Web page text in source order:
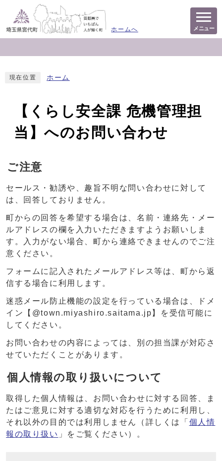
ホームへ メニュー
現在位置 ホーム
【くらし安全課 危機管理担
当】へのお問い合わせ
ご注意
セールス・勧誘や、趣旨不明な問い合わせに対して
は、回答しておりません。
町からの回答を希望する場合は、名前・連絡先・メー
ルアドレスの欄を入力いただきますようお願いしま
す。入力がない場合、町から連絡できませんのでご注
意ください。
フォームに記入されたメールアドレス等は、町から返
信する場合に利用します。
迷惑メール防止機能の設定を行っている場合は、ドメ
イン【@town.miyashiro.saitama.jp】を受信可能に
してください。
お問い合わせの内容によっては、別の担当課が対応さ
せていただくことがあります。
個人情報の取り扱いについて
取得した個人情報は、お問い合わせに対する回答、ま
たはご意見に対する適切な対応を行うために利用し、
それ以外の目的では利用しません（詳しくは「 個人情
報の取り扱い 」をご覧ください）。